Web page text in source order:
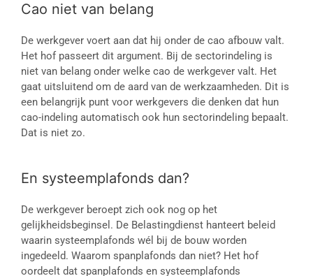
Cao niet van belang
De werkgever voert aan dat hij onder de cao afbouw valt.
Het hof passeert dit argument. Bij de sectorindeling is
niet van belang onder welke cao de werkgever valt. Het
gaat uitsluitend om de aard van de werkzaamheden. Dit is
een belangrijk punt voor werkgevers die denken dat hun
cao-indeling automatisch ook hun sectorindeling bepaalt.
Dat is niet zo.
En systeemplafonds dan?
De werkgever beroept zich ook nog op het
gelijkheidsbeginsel. De Belastingdienst hanteert beleid
waarin systeemplafonds wél bij de bouw worden
ingedeeld. Waarom spanplafonds dan niet? Het hof
oordeelt dat spanplafonds en systeemplafonds